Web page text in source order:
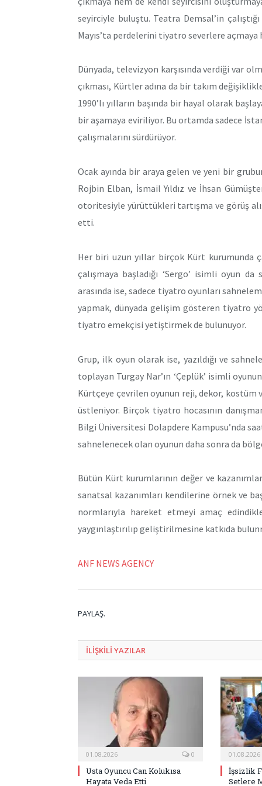
seyirciyle buluştu. Teatra Demsal’in
Mayıs’ta perdelerini tiyatro severlere açmaya
Dünyada, televizyon karşısında verdiği var
çıkması, Kürtler adına da bir takım
1990’lı yılların başında bir hayal olarak
bir aşamaya eviriliyor. Bu ortamda sadece
çalışmalarını sürdürüyor.
Ocak ayında bir araya gelen ve yeni bir
Rojbin Elban, İsmail Yıldız ve İhsan
otoritesiyle yürüttükleri tartışma ve görüş
etti.
Her biri uzun yıllar birçok Kürt kurumunda
çalışmaya başladığı ‘Sergo’ isimli oyun
arasında ise, sadece tiyatro oyunları
yapmak, dünyada gelişim gösteren tiyatro
tiyatro emekçisi yetiştirmek de bulunuyor.
Grup, ilk oyun olarak ise, yazıldığı ve
toplayan Turgay Nar’ın ‘Çeplük’ isimli
Kürtçeye çevrilen oyunun reji, dekor, kostüm
üstleniyor. Birçok tiyatro hocasının
Bilgi Üniversitesi Dolapdere Kampusu’nda
sahnelenecek olan oyunun daha sonra da
Bütün Kürt kurumlarının değer ve
sanatsal kazanımları kendilerine örnek ve
normlarıyla hareket etmeyi amaç
yaygınlaştırılıp geliştirilmesine katkıda
ANF NEWS AGENCY
PAYLAŞ.
ILIŞKILI YAZILAR
01.08.2026 0
Usta Oyuncu Can Kolukısa
Hayata Veda Etti
01.08.2026
İşsizlik
Setlere